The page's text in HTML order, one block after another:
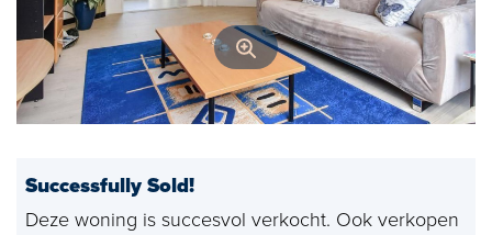
Selling
Buying
Exclusive living
Appraisals
Successfully Sold!
Deze woning is succesvol verkocht. Ook verkopen